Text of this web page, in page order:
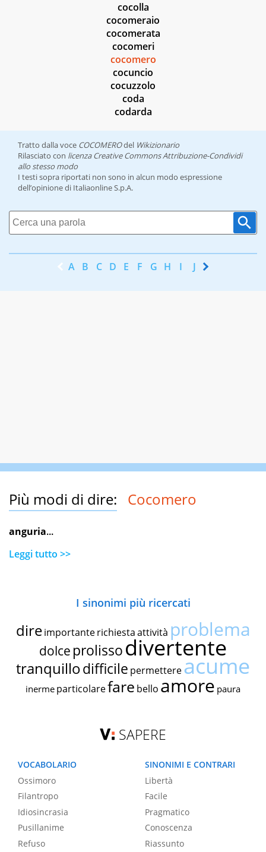
cocolla
cocomeraio
cocomerata
cocomeri
cocomero
cocuncio
cocuzzolo
coda
codarda
Tratto dalla voce COCOMEROdel Wikizionario
Rilasciato con licenza Creative Commons Attribuzione-Condividi
allo stesso modo
I testi sopra riportati non sono in alcun modo espressione
dell’opinione di Italiaonline S.p.A.
A B C D E F G H I J K
Più modi di dire: Cocomero
anguria...
Leggi tutto >>
I sinonimi più ricercati
dire importante richiestaattività problema
dolce prolissodivertente
tranquillodifficile permettereacume
inerme particolarefare bello amore paura
SAPERE
VOCABOLARIO
Ossimoro
Filantropo
Idiosincrasia
Pusillanime
Refuso
SINONIMI E CONTRARI
Libertà
Facile
Pragmatico
Conoscenza
Riassunto